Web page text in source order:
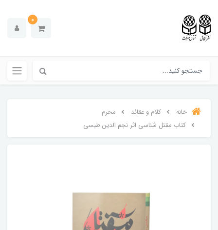
0
خانه کلام و عقائد
محرم
کتاب مقتل شناسی اثر نجم الدین طبسی